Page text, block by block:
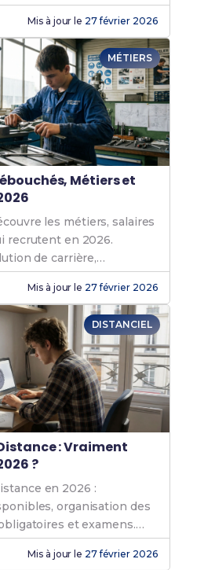
Fiches de Révision !
Mis à jour le 27 février 2026
MÉTIERS
Métiers et
les métiers, salaires
recrutent en 2026.
de carrière,
tout ce qu'il faut
Mis à jour le 27 février 2026
DISTANCIEL
Distance : Vraiment
?
en 2026 :
organisation des
et examens.
fait pour toi !
Mis à jour le 27 février 2026